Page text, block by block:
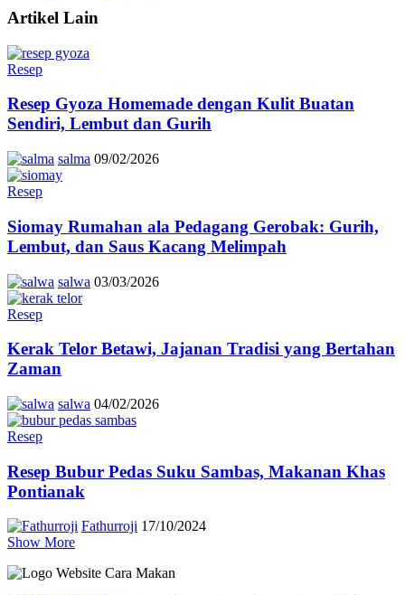
Artikel Lain
Resep
Resep Gyoza Homemade dengan Kulit Buatan
Sendiri, Lembut dan Gurih
salma 09/02/2026
Resep
Siomay Rumahan ala Pedagang Gerobak: Gurih,
Lembut, dan Saus Kacang Melimpah
salwa 03/03/2026
Resep
Kerak Telor Betawi, Jajanan Tradisi yang Bertahan
Zaman
salwa 04/02/2026
Resep
Resep Bubur Pedas Suku Sambas, Makanan Khas
Pontianak
Fathurroji 17/10/2024
Show More